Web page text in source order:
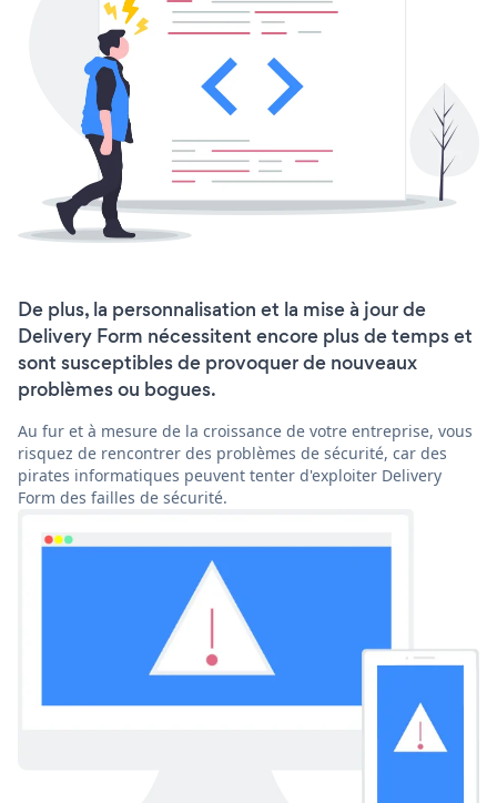
De plus, la personnalisation et la mise à jour de
Delivery Form nécessitent encore plus de temps et
sont susceptibles de provoquer de nouveaux
problèmes ou bogues.
Au fur et à mesure de la croissance de votre entreprise, vous
risquez de rencontrer des problèmes de sécurité, car des
pirates informatiques peuvent tenter d'exploiter Delivery
Form des failles de sécurité.